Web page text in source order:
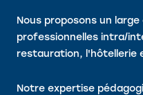
Nous proposons un
professionnelles intra/
restauration, l'hôtellerie
Notre expertise